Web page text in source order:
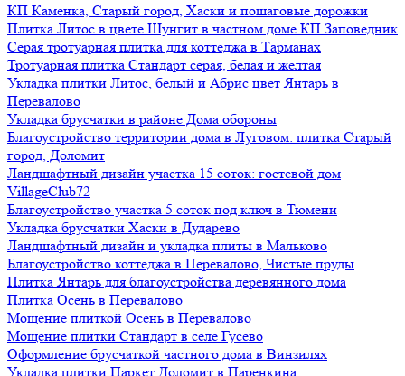
КП Каменка, Старый город, Хаски и пошаговые дорожки
Плитка Литос в цвете Шунгит в частном доме КП Заповедник
Серая тротуарная плитка для коттеджа в Тарманах
Тротуарная плитка Стандарт серая, белая и желтая
Укладка плитки Литос, белый и Абрис цвет Янтарь в
Перевалово
Укладка брусчатки в районе Дома обороны
Благоустройство территории дома в Луговом: плитка Старый
город, Доломит
Ландшафтный дизайн участка 15 соток: гостевой дом
VillageClub72
Благоустройство участка 5 соток под ключ в Тюмени
Укладка брусчатки Хаски в Дударево
Ландшафтный дизайн и укладка плиты в Мальково
Благоустройство коттеджа в Перевалово, Чистые пруды
Плитка Янтарь для благоустройства деревянного дома
Плитка Осень в Перевалово
Мощение плиткой Осень в Перевалово
Мощение плитки Стандарт в селе Гусево
Оформление брусчаткой частного дома в Винзилях
Укладка плитки Паркет Доломит в Паренкина